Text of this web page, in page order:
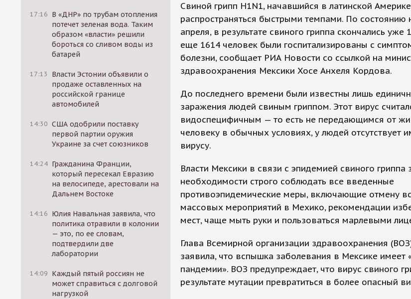
17:16 В «ДНР» по трубам отопления
потечет зеленая вода. Таким
образом «власти» решили
бороться со сливом воды из
батарей
17:13
Власти Эстонии объявили о
продаже оставленных на
российской границе
автомобилей
14:30 США одобрили поставку
первой партии оружия
Украине за счет союзников
14:24 Гражданина Франции,
который пересекал Евразию
на велосипеде, арестовали на
Дальнем Востоке
14:16 Юлия Навальная заявила, что
политика отравили в колонии
— это, по ее словам,
подтвердили две
лаборатории
14:09 Каждый пятый россиян не
может справиться с долговой
нагрузкой
Свиной грипп H1N1, начавшийся в латинской
распространяться быстрыми темпами. По состоянию
апреля, в результате свиного гриппа скончались уже
еще 1614 человек были госпитализированы с
болезни, сообщает РИА Новости со ссылкой на
здравоохранения Мексики Хосе Анхеля Кордова.
До последнего времени были известны лишь
заражения людей свиным гриппом. Этот вирус
видоспецифичным — то есть не передающимся от
человеку в обычных условиях, у людей отсутствует
вирусу.
Власти Мексики в связи с эпидемией свиного гриппа
необходимости строго соблюдать все введенные
противоэпидемические меры, включающие отмену
массовых мероприятий в Мехико, рекомендации
мест, чаще мыть руки и пользоваться марлевыми
Глава Всемирной организации здравоохранения
заявила, что вспышка заболевания в Мексике имеет
пандемии». ВОЗ предупреждает, что вирус свиного
результате мутации превратиться в более опасный